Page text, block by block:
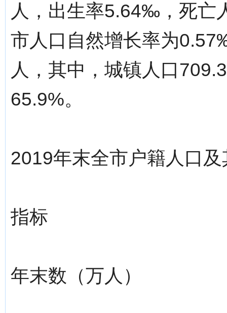
人，出生率5.64‰，死亡
市人口自然增长率为
人，其中，城镇人口
65.9%。
2019年末全市户籍人口及
指标
年末数（万人）